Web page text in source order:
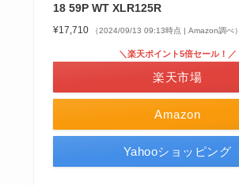
18 59P WT XLR125R
¥17,710 （2024/09/13 09:13時点 | Amazon調べ）
Amazon
＼楽天ポイント5倍セール！／
楽天市場
Yahooショッピング